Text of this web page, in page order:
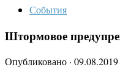
События
Штормовое
Опубликовано · 09.08.2019